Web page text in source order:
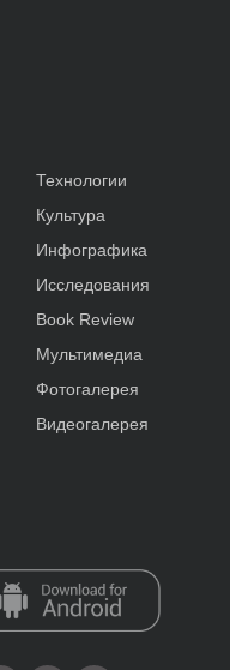
Технологии
Культура
Инфографика
Исследования
Book Review
Мультимедиа
Фотогалерея
Видеогалерея